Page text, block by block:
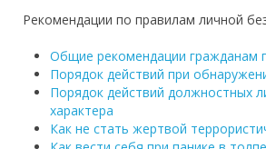
Рекомендации по правилам личной
Общие рекомендации гражданам
Порядок действий при
Порядок действий должностных
характера
Как не стать жертвой